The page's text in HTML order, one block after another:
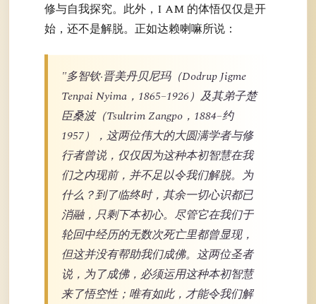
修与自我探究。此外，I AM 的体悟仅仅是开
始，还不是解脱。正如达赖喇嘛所说：
"多智钦·晋美丹贝尼玛（Dodrup Jigme
Tenpai Nyima，1865–1926）及其弟子楚
臣桑波（Tsultrim Zangpo，1884–约
1957），这两位伟大的大圆满学者与修
行者曾说，仅仅因为这种本初智慧在我
们之内现前，并不足以令我们解脱。为
什么？到了临终时，其余一切心识都已
消融，只剩下本初心。尽管它在我们于
轮回中经历的无数次死亡里都曾显现，
但这并没有帮助我们成佛。这两位圣者
说，为了成佛，必须运用这种本初智慧
来了悟空性；唯有如此，才能令我们解